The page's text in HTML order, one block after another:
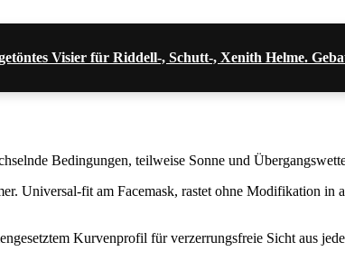
Visier für Riddell-, Schutt-, Xenith Helme.
Bedingungen, teilweise Sonne und
Universal-fit am Facemask, rastet ohne Modifikation in
Kurvenprofil für verzerrungsfreie Sicht aus